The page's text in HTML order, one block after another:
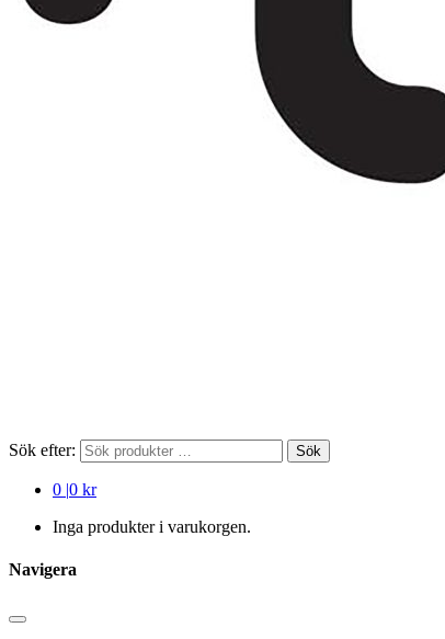
Sök efter: Sök
0 |0 kr
Inga produkter i varukorgen.
Navigera